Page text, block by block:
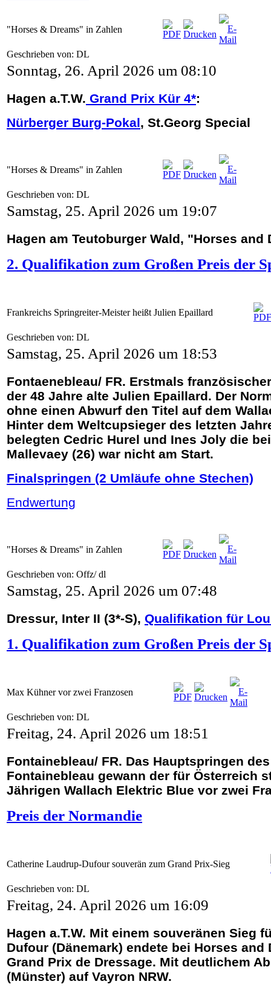
"Horses & Dreams" in Zahlen
Geschrieben von: DL
Sonntag, 26. April 2026 um 08:10
Hagen a.T.W. Grand Prix Kür 4*:
Nürberger Burg-Pokal, St.Georg Special
"Horses & Dreams" in Zahlen
Geschrieben von: DL
Samstag, 25. April 2026 um 19:07
Hagen am Teutoburger Wald, "Horses and
2. Qualifikation zum Großen Preis der
Frankreichs Springreiter-Meister heißt Julien Epaillard
Geschrieben von: DL
Samstag, 25. April 2026 um 18:53
Fontaenebleau/ FR. Erstmals
der 48 Jahre alte Julien Epaillard. Der
ohne einen Abwurf den Titel auf dem
Hinter dem Weltcupsieger des letzten
belegten Cedric Hurel und Ines Joly die
Mallevaey (26) war nicht am Start.
Finalspringen (2 Umläufe ohne Stechen)
Endwertung
"Horses & Dreams" in Zahlen
Geschrieben von: Offz/ dl
Samstag, 25. April 2026 um 07:48
Dressur, Inter II (3*-S), Qualifikation für
1. Qualifikation zum Großen Preis der
Max Kühner vor zwei Franzosen
Geschrieben von: DL
Freitag, 24. April 2026 um 18:51
Fontainebleau/ FR. Das Hauptspringen
Fontainebleau gewann der für Österreich
Jährigen Wallach Elektric Blue vor zwei
Preis der Normandie
Catherine Laudrup-Dufour souverän zum Grand Prix-Sieg
Geschrieben von: DL
Freitag, 24. April 2026 um 16:09
Hagen a.T.W. Mit einem souveränen Sieg
Dufour (Dänemark) endete bei Horses
Grand Prix de Dressage. Mit deutlichem
(Münster) auf Vayron NRW.